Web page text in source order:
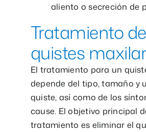
aliento o secreción de
Tratamiento
quistes
El tratamiento para un
depende del tipo, tamaño y
quiste, así como de los
cause. El objetivo principal
tratamiento es eliminar el